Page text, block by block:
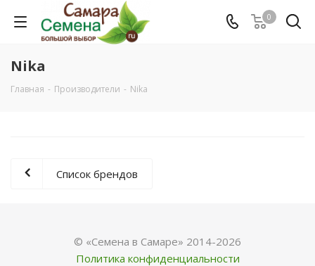
0
Nika
Главная - Производители - Nika
Список брендов
© «Семена в Самаре» 2014-2026
Политика конфиденциальности